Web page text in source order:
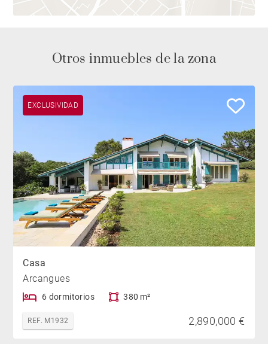
Otros inmuebles de la zona
EXCLUSIVIDAD
Casa
Arcangues
6 dormitorios 380 m²
REF. M1932 2,890,000 €